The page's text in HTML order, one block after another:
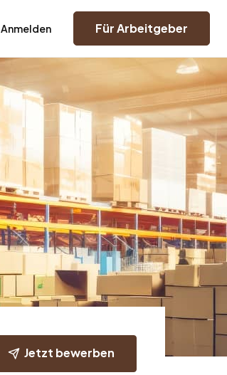
Anmelden Für Arbeitgeber
Jetzt bewerben